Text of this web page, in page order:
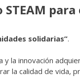
STEAM
solidarias”.
la innovación
la calidad de vida,